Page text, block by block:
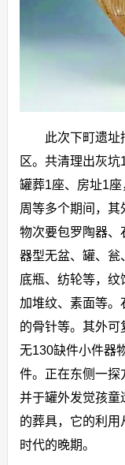
此次下町遗址挖
区。共清理出灰
罐葬1座、房址1
周等多个期间，
物次要包罗陶器、
器型无盆、罐、瓮
底瓶、纺轮等，
加堆纹、素面等。
的骨针等。其外可
无130缺件小件器
件。正在东侧一探
并于罐外发觉孩童
的葬具，它的利
时代的晚期。